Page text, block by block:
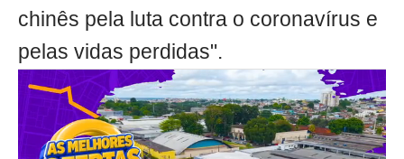
chinês pela luta contra o coronavírus e
pelas vidas perdidas".